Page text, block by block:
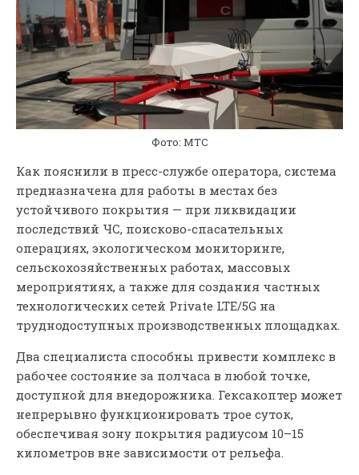
Фото: МТС
Как пояснили в пресс-службе оператора, система
предназначена для работы в местах без
устойчивого покрытия — при ликвидации
последствий ЧС, поисково-спасательных
операциях, экологическом мониторинге,
сельскохозяйственных работах, массовых
мероприятиях, а также для создания частных
технологических сетей Private LTE/5G на
труднодоступных производственных площадках.
Два специалиста способны привести комплекс в
рабочее состояние за полчаса в любой точке,
доступной для внедорожника. Гексакоптер может
непрерывно функционировать трое суток,
обеспечивая зону покрытия радиусом 10–15
километров вне зависимости от рельефа.